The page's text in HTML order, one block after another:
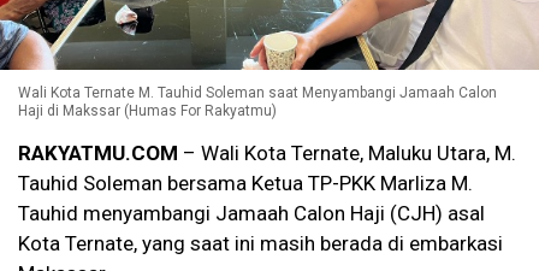
Wali Kota Ternate M. Tauhid Soleman saat Menyambangi Jamaah Calon
Haji di Makssar (Humas For Rakyatmu)
RAKYATMU.COM – Wali Kota Ternate, Maluku Utara, M.
Tauhid Soleman bersama Ketua TP-PKK Marliza M.
Tauhid menyambangi Jamaah Calon Haji (CJH) asal
Kota Ternate, yang saat ini masih berada di embarkasi